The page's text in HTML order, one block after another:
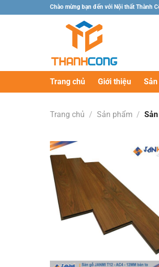
đến
Chào mừng bạn đến với Nội thất Thành
Trang chủ Giới thiệu
Trang chủ / Sản phẩm /